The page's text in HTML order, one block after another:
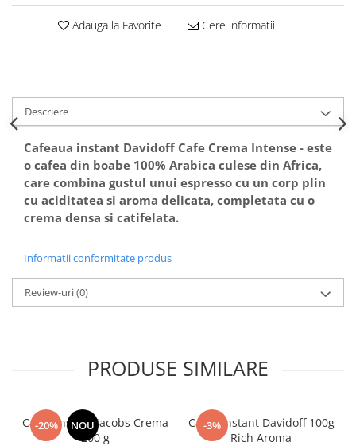
Adauga la Favorite Cere informatii
Descriere
Cafeaua instant Davidoff Cafe Crema Intense - este
o cafea din boabe 100% Arabica culese din Africa,
care combina gustul unui espresso cu un corp plin
cu aciditatea si aroma delicata, completata cu o
crema densa si catifelata.
Informatii conformitate produs
Review-uri(0)
PRODUSE SIMILARE
-20% NOU
Cafea instant Jacobs Crema
200 g
-3%
Cafea instant Davidoff 100g
Rich Aroma